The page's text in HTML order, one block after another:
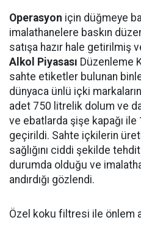
Operasyon için düğmeye
imalathanelere baskın
satışa hazır hale getirilmiş
Alkol Piyasası Düzenleme
sahte etiketler bulunan
dünyaca ünlü içki
adet 750 litrelik dolum ve
ve ebatlarda şişe kapağı
geçirildi. Sahte içkilerin
sağlığını ciddi şekilde
durumda olduğu ve
andırdığı gözlendi.
Özel koku filtresi ile önlem